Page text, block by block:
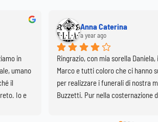
stato
è
molto
Ornella Isacchi
a year ago
Ho perso entrambi i miei genitori
giorni l’uno dall’altro e ho trovato
agenzia di pompe funebri molta
Marco è una persona molto
merito alla cerimonia di commiato